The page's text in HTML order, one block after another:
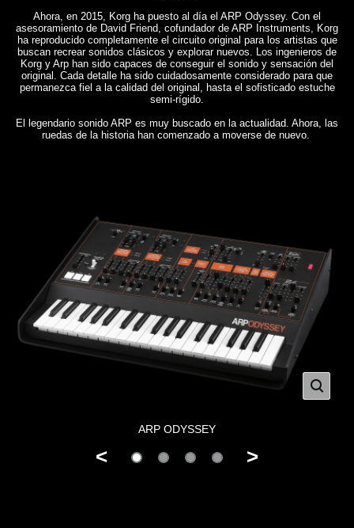
Ahora, en 2015, Korg ha puesto al día el ARP Odyssey. Con el
asesoramiento de David Friend, cofundador de ARP Instruments, Korg
ha reproducido completamente el circuito original para los artistas que
buscan recrear sonidos clásicos y explorar nuevos. Los ingenieros de
Korg y Arp han sido capaces de conseguir el sonido y sensación del
original. Cada detalle ha sido cuidadosamente considerado para que
permanezca fiel a la calidad del original, hasta el sofisticado estuche
semi-rígido.
El legendario sonido ARP es muy buscado en la actualidad. Ahora, las
ruedas de la historia han comenzado a moverse de nuevo.
ARP ODYSSEY
< >